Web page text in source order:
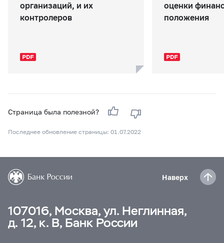
организаций, и их
контролеров
оценки
положения
Страница была полезной?
Последнее обновление страницы: 01.07.2022
Наверх
107016, Москва, ул. Неглинная,
д. 12, к. В, Банк России